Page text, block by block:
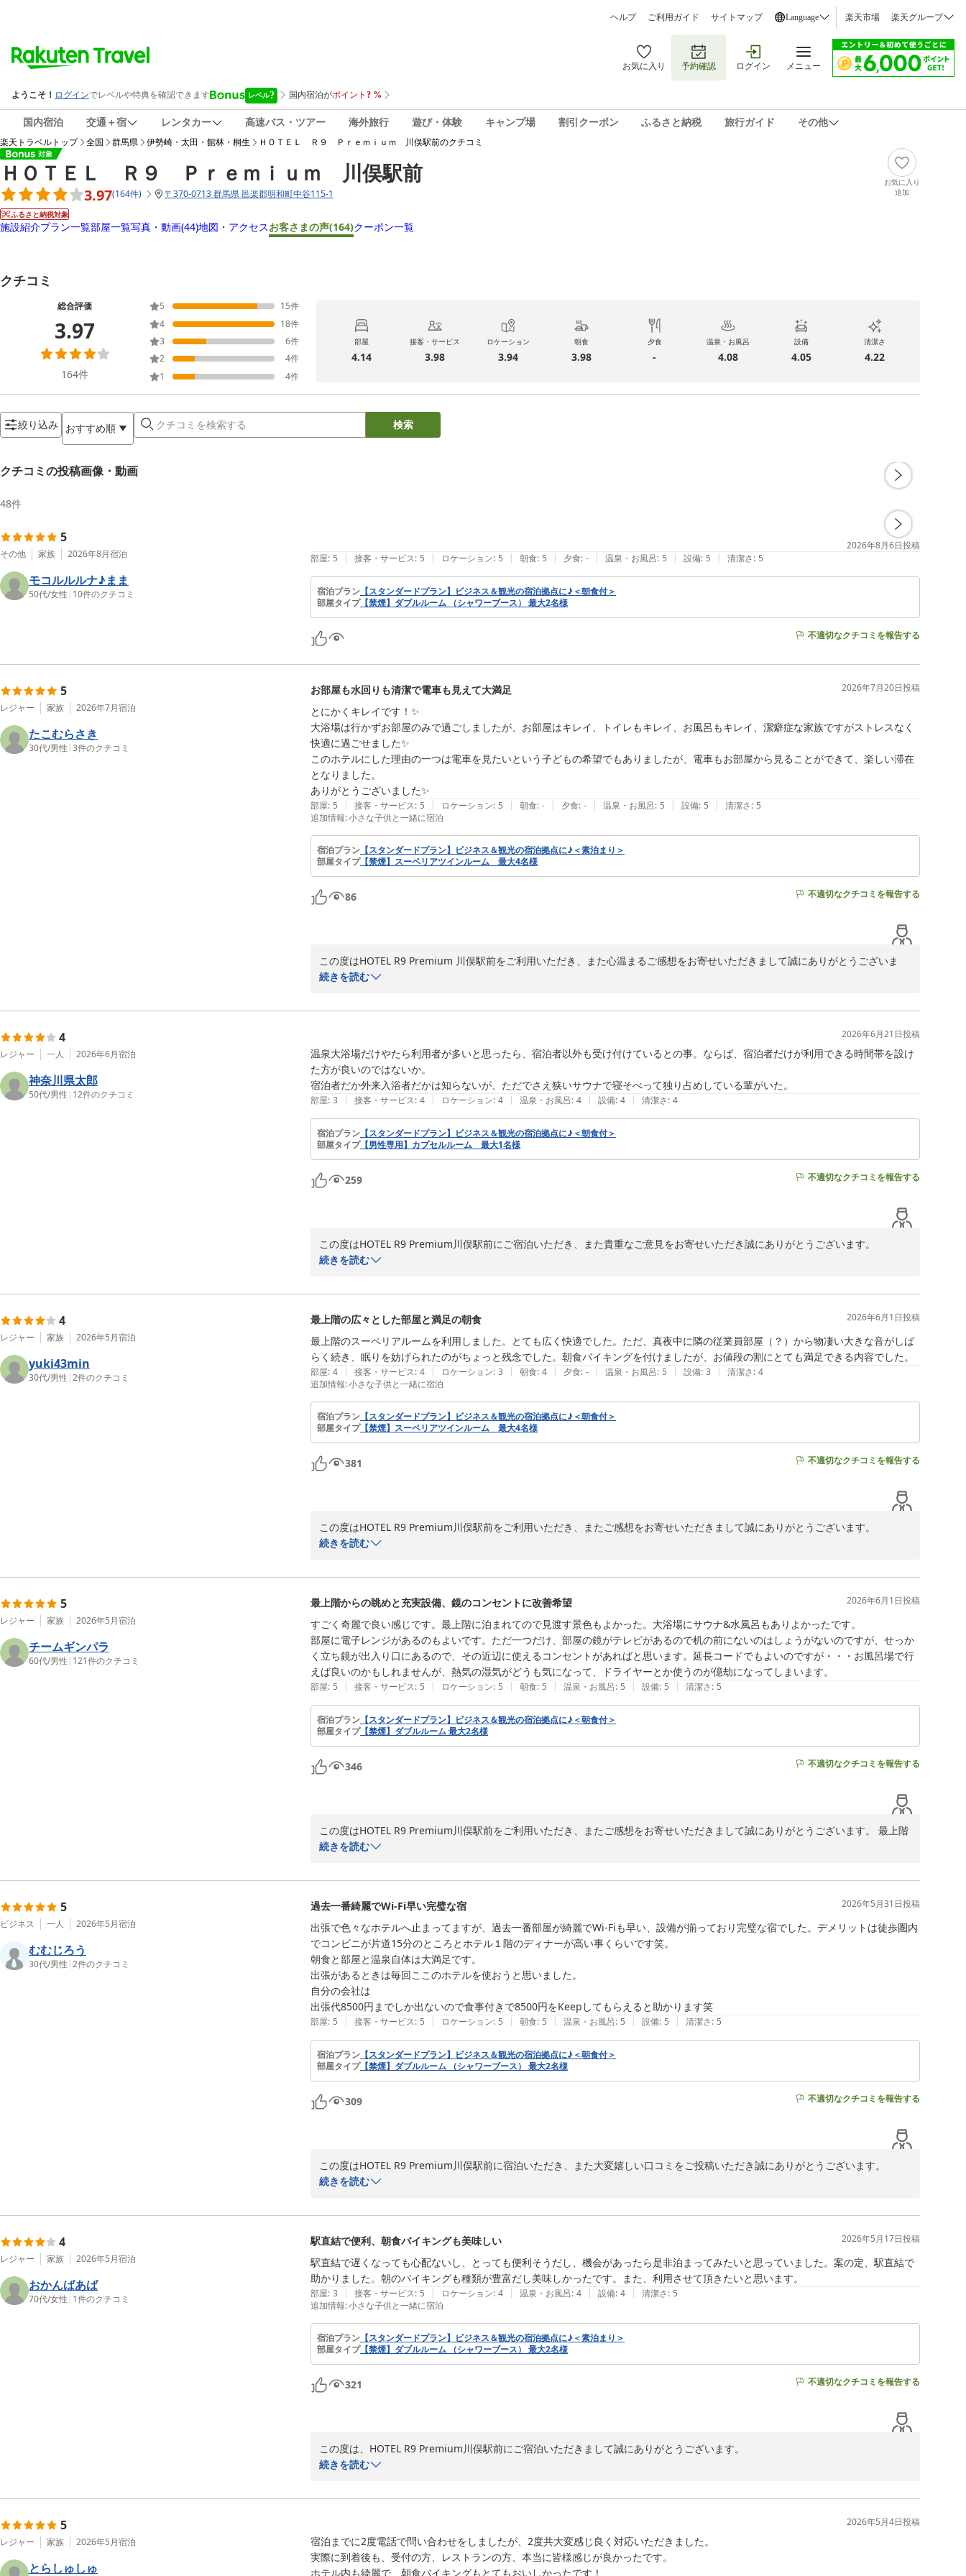
ヘルプ ご利用ガイド サイトマップ Language 楽天市場 楽天グループ
お気に入り 予約確認 ログイン メニュー
国内宿泊 交通＋宿 レンタカー 高速バス・ツアー 海外旅行 遊び・体験 キャンプ場 割引クーポン ふるさと納税 旅行ガイド その他
楽天トラベルトップ 全国 群馬県 伊勢崎・太田・館林・桐生 ＨＯＴＥＬ Ｒ９ Ｐｒｅｍｉｕｍ 川俣駅前のクチコミ
ＨＯＴＥＬ Ｒ９ Ｐｒｅｍｉｕｍ 川俣駅前
3.97(164件) 〒370-0713 群馬県 邑楽郡明和町中谷115-1
ふるさと納税対象
お気に入り
追加
施設紹介プラン一覧部屋一覧写真・動画(44)地図・アクセスお客さまの声(164)クーポン一覧
クチコミ
総合評価
3.97
164件
5 15件
4
18件
3
6件
2
4件
1
4件
部屋
4.14
接客・サービス
3.98
ロケーション
3.94
朝食
3.98
夕食
-
温泉・お風呂
4.08
設備
4.05
清潔さ
4.22
絞り込み おすすめ順 検索
クチコミの投稿画像・動画
48件
5
その他 家族 2026年8月宿泊
モコルルルナ♪まま
50代/女性 | 10件のクチコミ
2026年8月6日投稿
部屋: 5 | 接客・サービス: 5 | ロケーション: 5 | 朝食: 5 | 夕食: - | 温泉・お風呂: 5 | 設備: 5 | 清潔さ: 5
宿泊プラン 【スタンダードプラン】ビジネス＆観光の宿泊拠点に♪＜朝食付＞
部屋タイプ【禁煙】ダブルルーム （シャワーブース） 最大2名様
不適切なクチコミを報告する
5
レジャー 家族 2026年7月宿泊
たこむらさき
30代/男性 |3件のクチコミ
お部屋も水回りも清潔で電車も見えて大満足 2026年7月20日投稿
とにかくキレイです！✨
大浴場は行かずお部屋のみで過ごしましたが、お部屋はキレイ、トイレもキレイ、お風呂もキレイ、潔癖症な家族ですがストレスなく
快適に過ごせました✨
このホテルにした理由の一つは電車を見たいという子どもの希望でもありましたが、電車もお部屋から見ることができて、楽しい滞在
となりました。
ありがとうございました✨
部屋: 5 | 接客・サービス: 5 | ロケーション: 5 | 朝食: - | 夕食: - | 温泉・お風呂: 5 | 設備: 5 | 清潔さ: 5
追加情報:小さな子供と一緒に宿泊
宿泊プラン 【スタンダードプラン】ビジネス＆観光の宿泊拠点に♪＜素泊まり＞
部屋タイプ【禁煙】スーペリアツインルーム 最大4名様
86 不適切なクチコミを報告する
この度はHOTEL R9 Premium 川俣駅前をご利用いただき、また心温まるご感想をお寄せいただきまして誠にありがとうございま
す。
お部屋や水回りの清潔さについてお褒めのお言葉をいただき、大変嬉しく拝読いたしました。ご家族皆様、潔癖症とのことでした
また、お子様が楽しみにされていた電車をご覧いただけ、お部屋からの景色もご家族の思い出づくりのお手伝いができましたこと
を大変嬉しく思います。
これからも皆様に安心して快適にお過ごしいただけるホテルを目指し、清潔で心地よい環境づくりに努めてまいります。
またご家族皆様でお越しいただける日を、スタッフ一同心よりお待ちしております。
ＨＯＴＥＬ Ｒ９ Ｐｒｅｍｉｕｍ 川俣駅前
続きを読む
4
レジャー 一人 2026年6月宿泊
神奈川県太郎
50代/男性 | 12件のクチコミ
2026年6月21日投稿
温泉大浴場だけやたら利用者が多いと思ったら、宿泊者以外も受け付けているとの事。ならば、宿泊者だけが利用できる時間帯を設け
た方が良いのではないか。
部屋: 3 | 接客・サービス: 4 | ロケーション: 4 | 温泉・お風呂: 4 | 設備: 4 | 清潔さ: 4
宿泊プラン 【スタンダードプラン】ビジネス＆観光の宿泊拠点に♪＜朝食付＞
部屋タイプ【男性専用】カプセルルーム 最大1名様
259 不適切なクチコミを報告する
この度はHOTEL R9 Premium川俣駅前にご宿泊いただき、また貴重なご意見をお寄せいただき誠にありがとうございます。
え、日帰り入浴のお客様にもご利用いただいておりますが、いただいた宿泊者専用の利用時間帯についてのご提案は、今後の運営
また、サウナ内でのマナーにつきましても、ご不快な思いをおかけし重ねてお詫び申し上げます。すべてのお客様に気持ちよくご
利用いただけるよう、巡回や案内表示の強化など、マナー向上に努めてまいります。
この度は率直なご意見をありがとうございました。今後もより快適にお過ごしいただける施設づくりに取り組んでまいります。
HOTEL R9Premium 川俣駅前
ＨＯＴＥＬ Ｒ９ Ｐｒｅｍｉｕｍ 川俣駅前
2026-07-01
続きを読む
4
レジャー 家族 2026年5月宿泊
yuki43min
30代/男性 |2件のクチコミ
最上階の広々とした部屋と満足の朝食 2026年6月1日投稿
最上階のスーペリアルームを利用しました。とても広く快適でした。ただ、真夜中に隣の従業員部屋（？）から物凄い大きな音がしば
らく続き、眠りを妨げられたのがちょっと残念でした。朝食バイキングを付けましたが、お値段の割にとても満足できる内容でした。
部屋: 4 | 接客・サービス: 4 | ロケーション: 3 | 朝食: 4 | 夕食: - | 温泉・お風呂: 5 | 設備: 3 | 清潔さ: 4
追加情報:小さな子供と一緒に宿泊
宿泊プラン 【スタンダードプラン】ビジネス＆観光の宿泊拠点に♪＜朝食付＞
部屋タイプ【禁煙】スーペリアツインルーム 最大4名様
381 不適切なクチコミを報告する
この度はHOTEL R9 Premium川俣駅前をご利用いただき、またご感想をお寄せいただきまして誠にありがとうございます。
ました。また、朝食バイキングにつきましてもご満足いただけたようで何よりでございます。
しかしながら、深夜に発生した騒音によりごゆっくりお休みいただけなかったとのこと、誠に申し訳ございませんでした。せっか
くのご滞在にもかかわらず、ご不快な思いをおかけしましたことを心よりお詫び申し上げます。いただいたご指摘は真摯に受け止
め、原因の確認および再発防止に努めてまいります。
今後もお客様に快適にお過ごしいただける環境づくりとサービス向上に努めてまいりますので、また機会がございましたらぜひ当
ホテルをご利用くださいませ。
スタッフ一同、心よりお待ちしております。
HOTEL R9Premium 川俣駅前
2026-06-08
続きを読む
5
レジャー 家族 2026年5月宿泊
チームギンパラ
60代/男性 | 121件のクチコミ
最上階からの眺めと充実設備、鏡のコンセントに改善希望 2026年6月1日投稿
すごく奇麗で良い感じです。最上階に泊まれてので見渡す景色もよかった。大浴場にサウナ&水風呂もありよかったです。
部屋に電子レンジがあるのもよいです。ただ一つだけ、部屋の鏡がテレビがあるので机の前にないのはしょうがないのですが、せっか
く立ち鏡が出入り口にあるので、その近辺に使えるコンセントがあればと思います。延長コードでもよいのですが・・・お風呂場で行
えば良いのかもしれませんが、熱気の湿気がどうも気になって、ドライヤーとか使うのが億劫になってしまいます。
部屋: 5 | 接客・サービス: 5 | ロケーション: 5 | 朝食: 5 | 温泉・お風呂: 5 | 設備: 5 | 清潔さ: 5
宿泊プラン 【スタンダードプラン】ビジネス＆観光の宿泊拠点に♪＜朝食付＞
部屋タイプ【禁煙】ダブルルーム 最大2名様
346 不適切なクチコミを報告する
この度はHOTEL R9 Premium川俣駅前をご利用いただき、またご感想をお寄せいただきまして誠にありがとうございます。 最上階
のお部屋からの眺望をお楽しみいただけたとのこと、大変嬉しく拝読いたしました。また、大浴場やサウナ、水風呂、さらにはお
一方で、立ち鏡周辺のコンセントにつきまして貴重なご意見をいただき、ありがとうございます。お客様のおっしゃる通り、ドラ
なお、当ホテルでは延長コードの貸し出しも行っておりますので、ご入用の際はお気軽にフロントまでお申し付けくださいませ。
ご案内が十分に行き届かず、ご不便をおかけいたしましたことをお詫び申し上げます。
お客様からいただいたご意見は、今後のサービス向上の参考とさせていただきます。
HOTEL R9Premium 川俣駅前
ＨＯＴＥＬ Ｒ９ Ｐｒｅｍｉｕｍ 川俣駅前
続きを読む
5
ビジネス 一人 2026年5月宿泊
むむじろう
30代/男性 |2件のクチコミ
過去一番綺麗でWi-Fi早い完璧な宿 2026年5月31日投稿
出張で色々なホテルへ止まってますが、過去一番部屋が綺麗でWi-Fiも早い、設備が揃っており完璧な宿でした。デメリットは徒歩圏内
でコンビニが片道15分のところとホテル１階のディナーが高い事くらいです笑。
朝食と部屋と温泉自体は大満足です。
出張があるときは毎回ここのホテルを使おうと思いました。
自分の会社は
出張代8500円までしか出ないので食事付きで8500円をKeepしてもらえると助かります笑
部屋: 5 | 接客・サービス: 5 | ロケーション: 5 | 朝食: 5 | 温泉・お風呂: 5 | 設備: 5 | 清潔さ: 5
宿泊プラン 【スタンダードプラン】ビジネス＆観光の宿泊拠点に♪＜朝食付＞
部屋タイプ【禁煙】ダブルルーム （シャワーブース） 最大2名様
309 不適切なクチコミを報告する
この度はHOTEL R9 Premium川俣駅前に宿泊いただき、また大変嬉しい口コミをご投稿いただき誠にありがとうございます。
一方で、コンビニまでの距離や館内レストランのディナー料金につきましては、ご不便をおかけいたしました。
また、「出張の際は毎回利用したい」とのお言葉をいただき、心より嬉しく思っております。
朝食付き8,500円キープのご要望につきましては、私どももぜひお応えしたいところですが、お約束できないのが心苦しい限りです
（笑）。
ぜひ今後もお得なプランをご活用いただければ幸いです。
またお仕事でお近くへお越しの際は、ぜひ当館をご利用くださいませ。
スタッフ一同、再びお迎えできます日を心よりお待ちしております。
ＨＯＴＥＬ Ｒ９ Ｐｒｅｍｉｕｍ 川俣駅前
続きを読む
4
レジャー 家族 2026年5月宿泊
おかんばあば
70代/女性 | 1件のクチコミ
駅直結で便利、朝食バイキングも美味しい 2026年5月17日投稿
駅直結で遅くなっても心配ないし、とっても便利そうだし、機会があったら是非泊まってみたいと思っていました。案の定、駅直結で
助かりました。朝のバイキングも種類が豊富だし美味しかったです。また、利用させて頂きたいと思います。
部屋: 3 | 接客・サービス: 5 | ロケーション: 4 | 温泉・お風呂: 4 | 設備: 4 | 清潔さ: 5
追加情報:小さな子供と一緒に宿泊
宿泊プラン 【スタンダードプラン】ビジネス＆観光の宿泊拠点に♪＜素泊まり＞
部屋タイプ【禁煙】ダブルルーム （シャワーブース） 最大2名様
321 不適切なクチコミを報告する
この度は、HOTEL R9 Premium川俣駅前にご宿泊いただきまして誠にありがとうございます。
駅直結の立地や朝食バイキングにご満足いただけたようで、大変うれしく拝見いたしました。
ぜひ機会ございましたら、当ホテルをご利用くださいませ。またのお越しを心よりお待ち申し上げております。
2026-05-21
続きを読む
5
レジャー 家族 2026年5月宿泊
とらしゅしゅ
2026年5月4日投稿
宿泊までに2度電話で問い合わせをしましたが、2度共大変感じ良く対応いただきました。
実際に到着後も、受付の方、レストランの方、本当に皆様感じが良かったです。
ホテル内も綺麗で、朝食バイキングもとてもおいしかったです！